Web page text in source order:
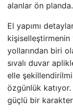
alanlar ön planda.
El yapımı
yollarından biri
sıvalı duvar
elle
özgünlük
güçlü bir